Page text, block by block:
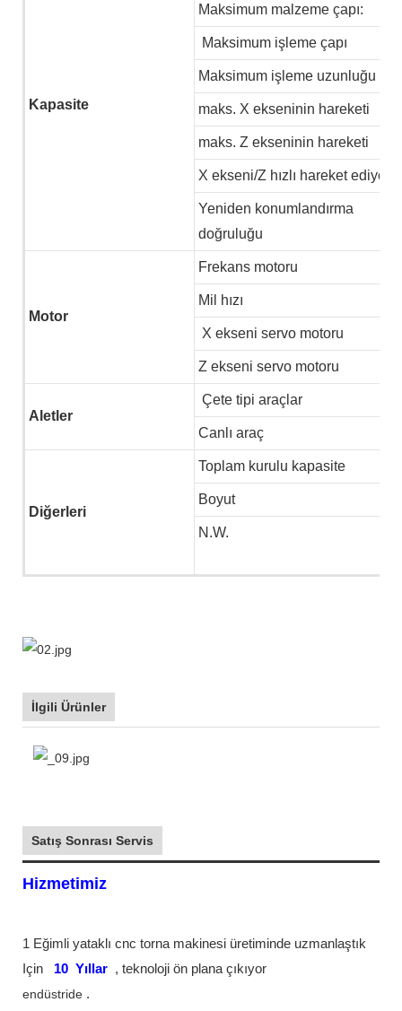
Kapasite
Maksimum malzeme çapı:
Maksimum işleme çapı
Maksimum işleme uzunluğu
maks. X ekseninin hareketi
maks. Z ekseninin hareketi
X ekseni/Z hızlı hareket ediyor
Yeniden konumlandırma
doğruluğu
Motor
Frekans motoru
Mil hızı
X ekseni servo motoru
Z ekseni servo motoru
Aletler
Çete tipi araçlar
Canlı araç
Diğerleri
Toplam kurulu kapasite
Boyut
N.W.
İlgili Ürünler
Satış Sonrası Servis
Hizmetimiz
1 Eğimli yataklı cnc torna makinesi üretiminde uzmanlaştık
Için
10 Yıllar , teknoloji ön plana çıkıyor
endüstride .